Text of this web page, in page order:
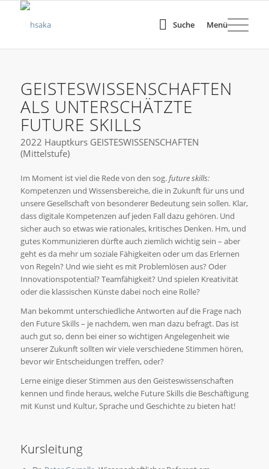
Suche Menü
GEISTESWISSENSCHAFTEN
ALS UNTERSCHÄTZTE
FUTURE SKILLS
2022 Hauptkurs GEISTESWISSENSCHAFTEN
(Mittelstufe)
Im Moment ist viel die Rede von den sog.future skills:
Kompetenzen und Wissensbereiche, die in Zukunft für uns und
unsere Gesellschaft von besonderer Bedeutung sein sollen. Klar,
dass digitale Kompetenzen auf jeden Fall dazu gehören. Und
sicher auch so etwas wie rationales, kritisches Denken. Hm, und
gutes Kommunizieren dürfte auch ziemlich wichtig sein – aber
geht es da mehr um soziale Fähigkeiten oder um das Erlernen
von Regeln? Und wie sieht es mit Problemlösen aus? Oder
Innovationspotential? Teamfähigkeit? Und spielen Kreativität
oder die klassischen Künste dabei noch eine Rolle?
Man bekommt unterschiedliche Antworten auf die Frage nach
den Future Skills – je nachdem, wen man dazu befragt. Das ist
auch gut so, denn bei einer so wichtigen Angelegenheit wie
unserer Zukunft sollten wir viele verschiedene Stimmen hören,
bevor wir Entscheidungen treffen, oder?
Lerne einige dieser Stimmen aus den Geisteswissenschaften
kennen und finde heraus, welche Future Skills die Beschäftigung
mit Kunst und Kultur, Sprache und Geschichte zu bieten hat!
Kursleitung